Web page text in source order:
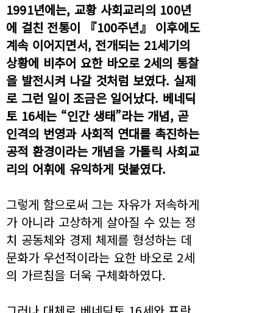
1991년에는, 교황 사회교리의 100년
에 걸친 전통이 『100주년』 이후에도
계속 이어지면서, 전개되는 21세기의
상황에 비추어 요한 바오로 2세의 통찰
을 발전시켜 나갈 것처럼 보였다. 실제
로 그런 일이 조금은 일어났다. 베네딕
토 16세는 “인간 생태”라는 개념, 곧
인격의 번영과 사회적 연대를 촉진하는
공적 환경이라는 개념을 가톨릭 사회교
리의 어휘에 유익하게 덧붙였다.
그렇게 함으로써 그는 자유가 저속하게
가 아니라 고상하게 살아질 수 있는 정
치 공동체와 경제 체제를 형성하는 데
문화가 우선적이라는 요한 바오로 2세
의 가르침을 더욱 구체화하였다.